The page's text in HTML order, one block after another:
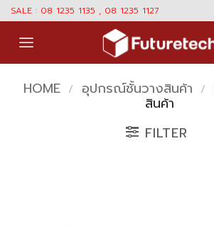
Skip
content
SALE : 08 1235 1135 , 08 1235 1127
HOME / อุปกรณ์ชั้นวางสินค้า /
สินค้า
FILTER